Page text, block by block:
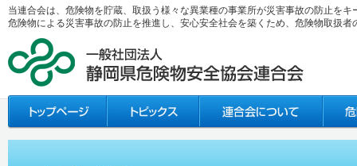
当連合会は、危険物を貯蔵、取扱う様々な異業種の事業所が災害事故の防止を
危険物による災害事故の防止を推進し、安心安全社会を築くため、危険物取扱